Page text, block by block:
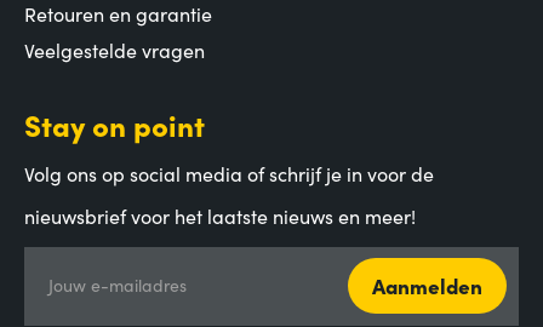
Retouren en garantie
Veelgestelde vragen
Stay on point
Volg ons op social media of schrijf je in voor de
nieuwsbrief voor het laatste nieuws en meer!
Jouw e-mailadres Aanmelden